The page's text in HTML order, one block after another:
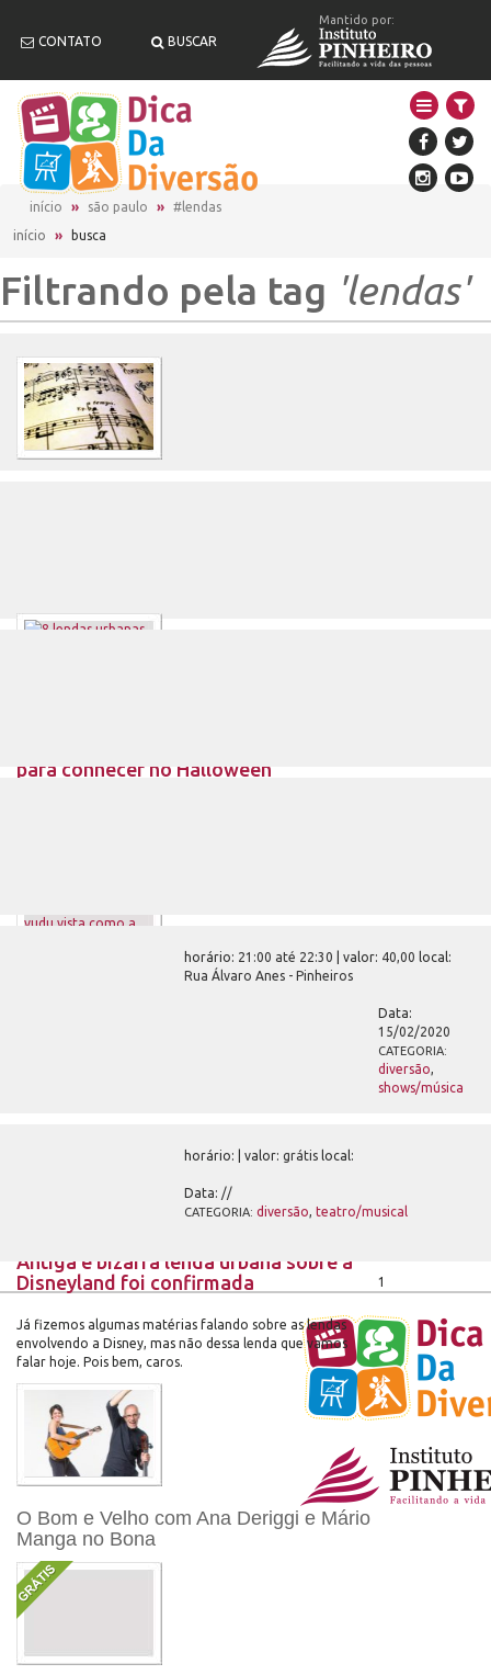
CONTATO BUSCAR
Mantido por:
início são paulo
#lendas
início
» busca
Filtrando pela tag 'lendas'
para conhecer no Halloween
Antiga e bizarra lenda urbana sobre a
Disneyland foi confirmada
Já fizemos algumas matérias falando sobre as lendas
envolvendo a Disney, mas não dessa lenda que vamos
falar hoje. Pois bem, caros.
O Bom e Velho com Ana Deriggi e Mário
Manga no Bona
horário: 21:00 até 22:30 | valor: 40,00 local:
Rua Álvaro Anes - Pinheiros
Data:
15/02/2020
CATEGORIA:
diversão,
shows/música
horário: | valor: grátis local:
Data: //
CATEGORIA: diversão, teatro/musical
1